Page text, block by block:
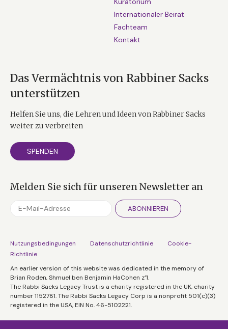
Internationaler Beirat
Fachteam
Kontakt
Das Vermächtnis von Rabbiner Sacks
unterstützen
Helfen Sie uns, die Lehren und Ideen von Rabbiner Sacks
weiter zu verbreiten
SPENDEN
Melden Sie sich für unseren Newsletter an
ABONNIEREN
Nutzungsbedingungen Datenschutzrichtlinie
Cookie-
Richtlinie
An earlier version of this website was dedicated in the memory of
Brian Roden, Shmuel ben Benjamin HaCohen z”l.
The Rabbi Sacks Legacy Trust is a charity registered in the UK, charity
number 1152781. The Rabbi Sacks Legacy Corp is a nonprofit 501(c)(3)
registered in the USA, EIN No. 46-5102221.